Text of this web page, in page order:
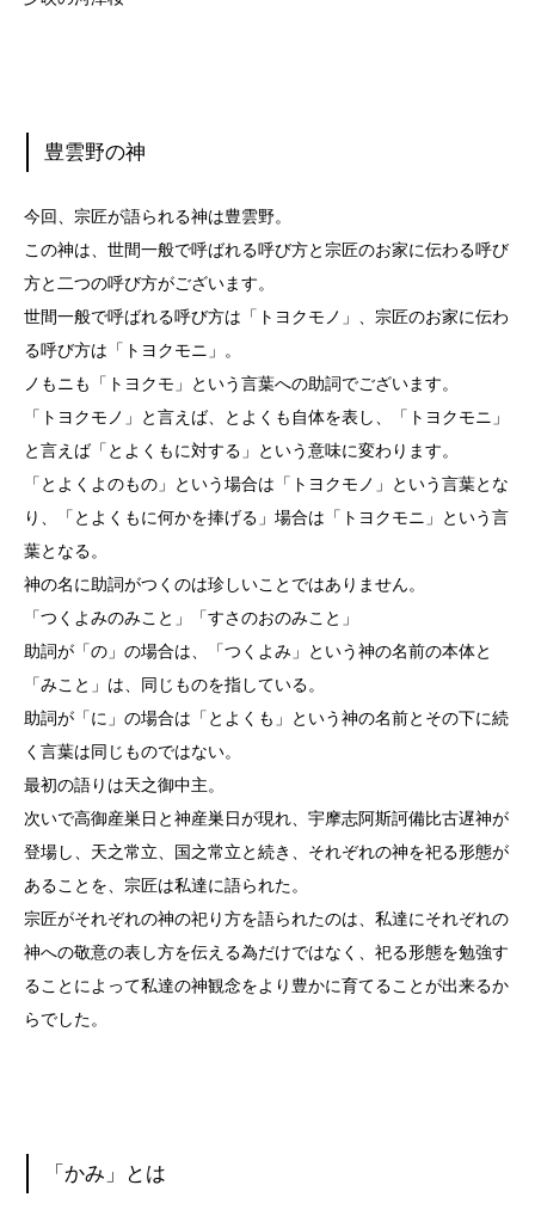
豊雲野の神
今回、宗匠が語られる神は豊雲野。
この神は、世間一般で呼ばれる呼び方と宗匠のお家に伝わる呼び
方と二つの呼び方がございます。
世間一般で呼ばれる呼び方は「トヨクモノ」、宗匠のお家に伝わ
る呼び方は「トヨクモニ」。
ノもニも「トヨクモ」という言葉への助詞でございます。
「トヨクモノ」と言えば、とよくも自体を表し、「トヨクモニ」
と言えば「とよくもに対する」という意味に変わります。
「とよくよのもの」という場合は「トヨクモノ」という言葉とな
り、「とよくもに何かを捧げる」場合は「トヨクモニ」という言
葉となる。
神の名に助詞がつくのは珍しいことではありません。
「つくよみのみこと」「すさのおのみこと」
助詞が「の」の場合は、「つくよみ」という神の名前の本体と
「みこと」は、同じものを指している。
助詞が「に」の場合は「とよくも」という神の名前とその下に続
く言葉は同じものではない。
最初の語りは天之御中主。
次いで高御産巣日と神産巣日が現れ、宇摩志阿斯訶備比古遅神が
登場し、天之常立、国之常立と続き、それぞれの神を祀る形態が
あることを、宗匠は私達に語られた。
宗匠がそれぞれの神の祀り方を語られたのは、私達にそれぞれの
神への敬意の表し方を伝える為だけではなく、祀る形態を勉強す
ることによって私達の神観念をより豊かに育てることが出来るか
らでした。
「かみ」とは